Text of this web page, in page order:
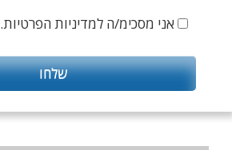
אני מסכימ/ה למדיניות הפרטיות.